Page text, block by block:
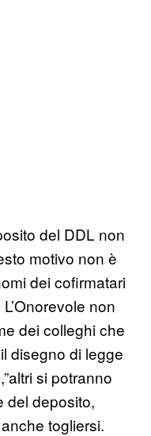
del DDL non
motivo non è
dei cofirmatari
non
dei colleghi che
disegno di legge
si potranno
del deposito,
togliersi.